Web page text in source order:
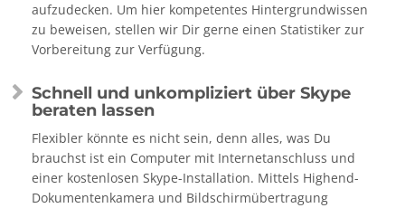
aufzudecken. Um hier kompetentes Hintergrundwissen
zu beweisen, stellen wir Dir gerne einen Statistiker zur
Vorbereitung zur Verfügung.
Schnell und unkompliziert über Skype
beraten lassen
Flexibler könnte es nicht sein, denn alles, was Du
brauchst ist ein Computer mit Internetanschluss und
einer kostenlosen Skype-Installation. Mittels Highend-
Dokumentenkamera und Bildschirmübertragung